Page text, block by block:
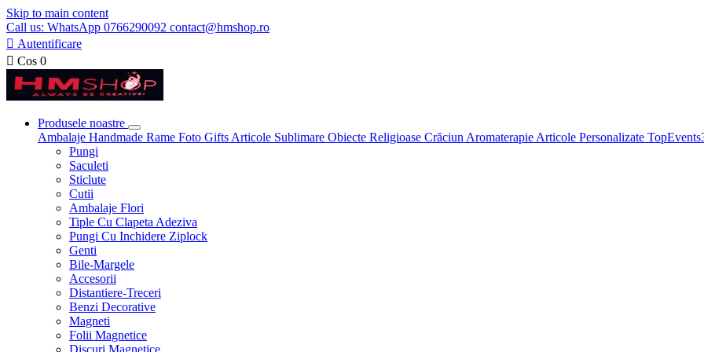
Skip to main content
Call us: WhatsApp 0766290092 contact@hmshop.ro
 Autentificare
 Cos 0
Produsele noastre
Ambalaje Handmade Rame Foto Gifts Articole Sublimare Obiecte Religioase Crăciun Aromaterapie Articole Personalizate
Pungi
Saculeti
Sticlute
Cutii
Ambalaje Flori
Tiple Cu Clapeta Adeziva
Pungi Cu Inchidere Ziplock
Genti
Bile-Margele
Accesorii
Distantiere-Treceri
Benzi Decorative
Magneti
Folii Magnetice
Discuri Magnetice